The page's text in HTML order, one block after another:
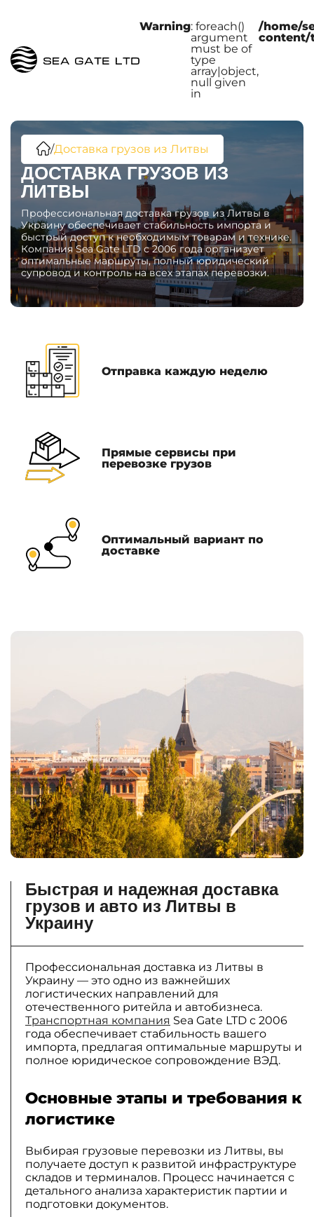
Warning: foreach()
argument
must be of
type
array|object,
null given
in
/home/
content/
/Доставка грузов из Литвы
ДОСТАВКА ГРУЗОВ ИЗ
ЛИТВЫ
Профессиональная доставка грузов из Литвы в
Украину обеспечивает стабильность импорта и
быстрый доступ к необходимым товарам и технике.
Компания Sea Gate LTD с 2006 года организует
оптимальные маршруты, полный юридический
супровод и контроль на всех этапах перевозки.
Отправка каждую неделю
Прямые сервисы при
перевозке грузов
Оптимальный вариант по
доставке
Быстрая и надежная доставка
грузов и авто из Литвы в
Украину
Профессиональная доставка из Литвы в
Украину — это одно из важнейших
логистических направлений для
отечественного ритейла и автобизнеса.
Транспортная компания Sea Gate LTD с 2006
года обеспечивает стабильность вашего
импорта, предлагая оптимальные маршруты и
полное юридическое сопровождение ВЭД.
Основные этапы и требования к
логистике
Выбирая грузовые перевозки из Литвы, вы
получаете доступ к развитой инфраструктуре
складов и терминалов. Процесс начинается с
детального анализа характеристик партии и
подготовки документов.